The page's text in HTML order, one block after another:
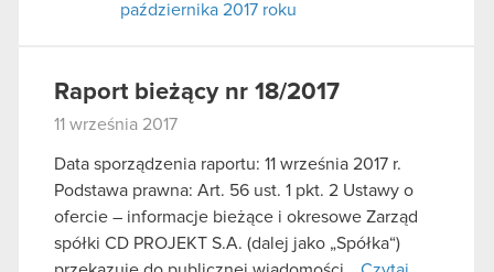
października 2017 roku
Raport bieżący nr 18/2017
11 września 2017
Data sporządzenia raportu: 11 września 2017 r.
Podstawa prawna: Art. 56 ust. 1 pkt. 2 Ustawy o
ofercie – informacje bieżące i okresowe Zarząd
spółki CD PROJEKT S.A. (dalej jako „Spółka“)